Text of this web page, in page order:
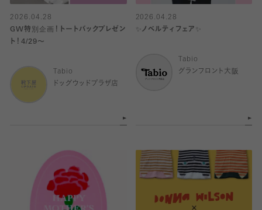
2026.04.28
GW特別企画！トートバックプレゼン
ト！4/29〜
Tabio
ドッグウッドプラザ店
2026.04.28
✨ノベルティフェア✨
Tabio
グランフロント大阪